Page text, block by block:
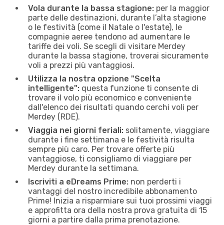
Vola durante la bassa stagione: per la maggior
parte delle destinazioni, durante l’alta stagione
o le festività (come il Natale o l'estate), le
compagnie aeree tendono ad aumentare le
tariffe dei voli. Se scegli di visitare Merdey
durante la bassa stagione, troverai sicuramente
voli a prezzi più vantaggiosi.
Utilizza la nostra opzione "Scelta
intelligente": questa funzione ti consente di
trovare il volo più economico e conveniente
dall'elenco dei risultati quando cerchi voli per
Merdey (RDE).
Viaggia nei giorni feriali: solitamente, viaggiare
durante i fine settimana e le festività risulta
sempre più caro. Per trovare offerte più
vantaggiose, ti consigliamo di viaggiare per
Merdey durante la settimana.
Iscriviti a eDreams Prime: non perderti i
vantaggi del nostro incredibile abbonamento
Prime! Inizia a risparmiare sui tuoi prossimi viaggi
e approfitta ora della nostra prova gratuita di 15
giorni a partire dalla prima prenotazione.